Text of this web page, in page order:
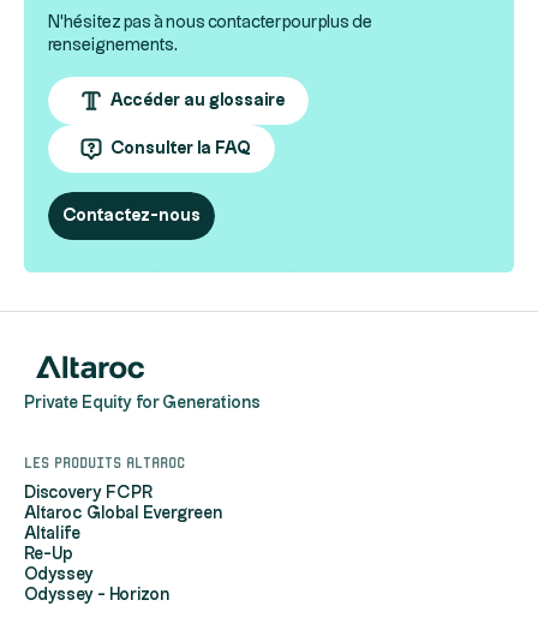
N'hésitez pas à nous contacter pour plus de
renseignements.
Accéder au glossaire
Consulter la FAQ
Contactez-nous
Private Equity for Generations
Les produits Altaroc
Discovery FCPR
Altaroc Global Evergreen
Altalife
Re-Up
Odyssey
Odyssey - Horizon